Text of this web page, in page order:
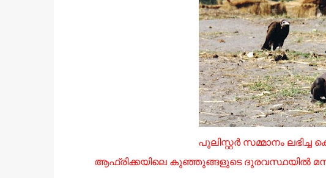
പുലിസ്റ്റര്‍ സമ്മാനം ലഭിച്ച
ആഫ്രിക്കയിലെ കുഞ്ഞുങ്ങളുടെ ദുരവസ്ഥയില്‍